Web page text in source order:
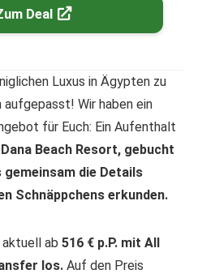
Deal
Luxus in Ägypten zu
Wir haben ein
für Euch: Ein Aufenthalt
Beach Resort, gebucht
gemeinsam die Details
Schnäppchens erkunden.
ab 516 € p.P. mit All
los. Auf den Preis